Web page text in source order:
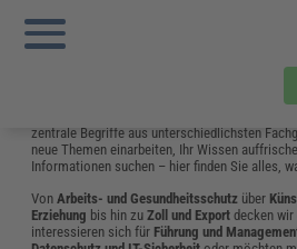
Sie sind hier:
Willkommen im
Wegweiser zu Wissen
zentrale Begriffe aus unterschiedlichsten
neue Themen einarbeiten, Ihr Wissen
Informationen suchen – hier finden Sie alles,
VonArbeits- und Gesundheitsschutz über
Erziehung bis hin zuZoll und Export decken
interessieren sich für Führung und